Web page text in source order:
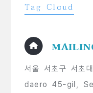
Tag Cloud
서울 서초구 서
daero 45-gil,